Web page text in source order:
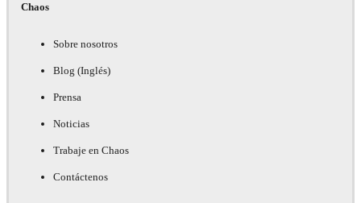
Chaos
Sobre nosotros
Blog (Inglés)
Prensa
Noticias
Trabaje en Chaos
Contáctenos